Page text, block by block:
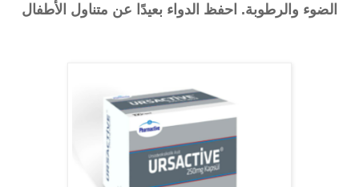
الضوء والرطوبة. احفظ الدواء بعيدًا عن متناول الأطفال